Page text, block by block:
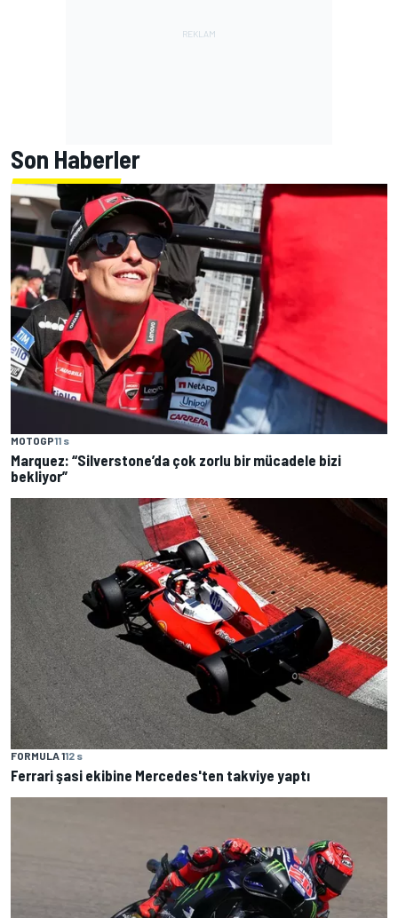
Son Haberler
MOTOGP11 s
Marquez: “Silverstone’da çok zorlu bir mücadele bizi
bekliyor”
FORMULA 112 s
Ferrari şasi ekibine Mercedes'ten takviye yaptı